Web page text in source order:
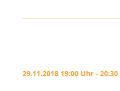
29.11.2018 19:00 Uhr -